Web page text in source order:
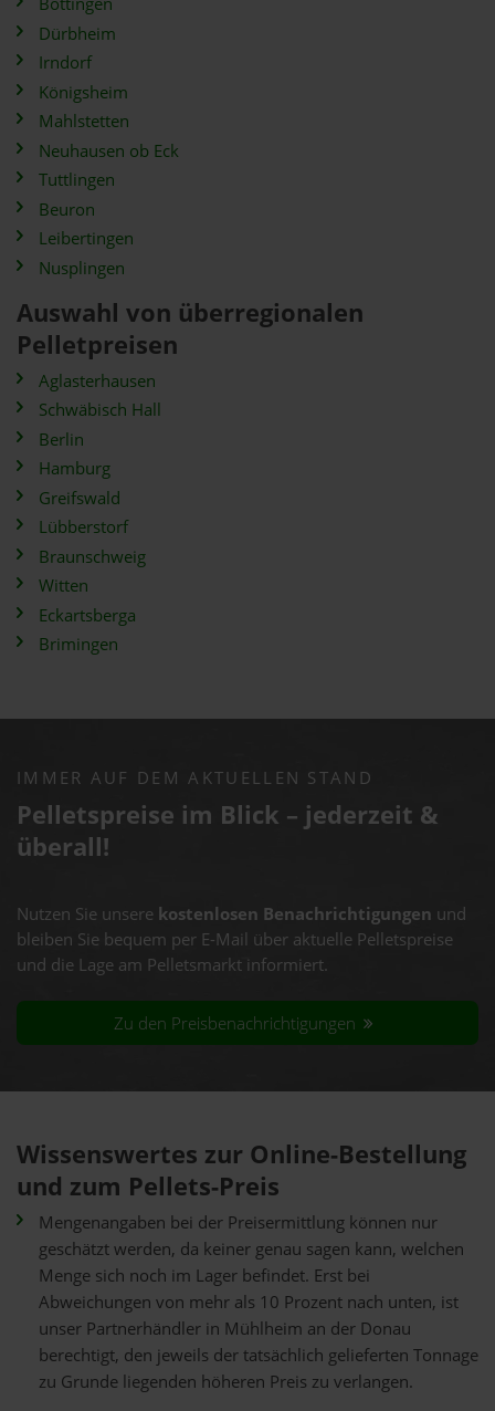
Dürbheim
Irndorf
Königsheim
Mahlstetten
Neuhausen ob Eck
Tuttlingen
Beuron
Leibertingen
Nusplingen
Auswahl von überregionalen
Pelletpreisen
Aglasterhausen
Schwäbisch Hall
Berlin
Hamburg
Greifswald
Lübberstorf
Braunschweig
Witten
Eckartsberga
Brimingen
IMMER AUF DEM AKTUELLEN STAND
Pelletspreise im Blick – jederzeit &
überall!
Nutzen Sie unsere kostenlosen Benachrichtigungen und
bleiben Sie bequem per E-Mail über aktuelle Pelletspreise
und die Lage am Pelletsmarkt informiert.
Zu den Preisbenachrichtigungen
Wissenswertes zur Online-Bestellung
und zum Pellets-Preis
Mengenangaben bei der Preisermittlung können nur
geschätzt werden, da keiner genau sagen kann, welchen
Menge sich noch im Lager befindet. Erst bei
Abweichungen von mehr als 10 Prozent nach unten, ist
unser Partnerhändler in Mühlheim an der Donau
berechtigt, den jeweils der tatsächlich gelieferten Tonnage
zu Grunde liegenden höheren Preis zu verlangen.